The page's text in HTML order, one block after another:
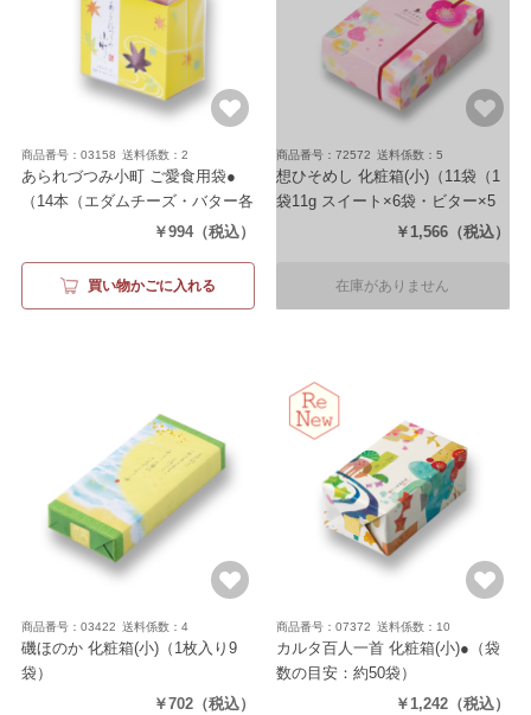
商品番号：03158 送料係数：2
あられづつみ小町 ご愛食用袋●
（14本（エダムチーズ・バター各
￥994（税込）
買い物かごに入れる
商品番号：72572 送料係数：5
想ひそめし 化粧箱(小)（11袋（1
袋11g スイート×6袋・ビター×5
￥1,566 （税込）
在庫がありません
商品番号：03422 送料係数：4
磯ほのか 化粧箱(小)（1枚入り9
袋）
￥702 （税込）
商品番号：07372 送料係数：10
カルタ百人一首 化粧箱(小)● （袋
数の目安：約50袋）
￥1,242 （税込）